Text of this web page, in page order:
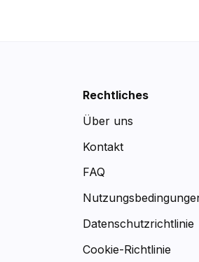
Rechtliches
Über uns
Kontakt
FAQ
Datenschutzrichtlinie
Cookie-Richtlinie